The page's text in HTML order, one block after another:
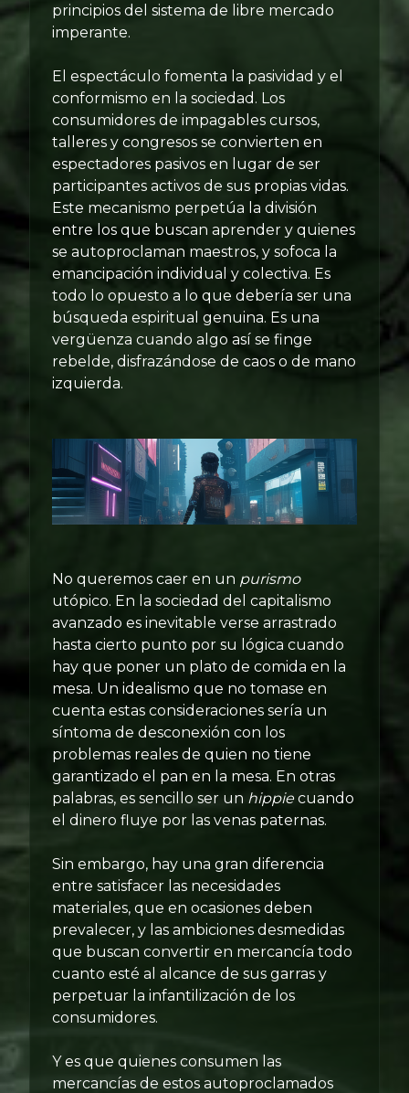
principios del sistema de libre mercado
imperante.
El espectáculo fomenta la pasividad y el
conformismo en la sociedad. Los
consumidores de impagables cursos,
talleres y congresos se convierten en
espectadores pasivos en lugar de ser
participantes activos de sus propias vidas.
Este mecanismo perpetúa la división
entre los que buscan aprender y quienes
se autoproclaman maestros, y sofoca la
emancipación individual y colectiva. Es
todo lo opuesto a lo que debería ser una
búsqueda espiritual genuina. Es una
vergüenza cuando algo así se finge
rebelde, disfrazándose de caos o de mano
izquierda.
No queremos caer en un purismo
utópico. En la sociedad del capitalismo
avanzado es inevitable verse arrastrado
hasta cierto punto por su lógica cuando
hay que poner un plato de comida en la
mesa. Un idealismo que no tomase en
cuenta estas consideraciones sería un
síntoma de desconexión con los
problemas reales de quien no tiene
garantizado el pan en la mesa. En otras
palabras, es sencillo ser un hippiecuando
el dinero fluye por las venas paternas.
Sin embargo, hay una gran diferencia
entre satisfacer las necesidades
materiales, que en ocasiones deben
prevalecer, y las ambiciones desmedidas
que buscan convertir en mercancía todo
cuanto esté al alcance de sus garras y
perpetuar la infantilización de los
consumidores.
Y es que quienes consumen las
mercancías de estos autoproclamados